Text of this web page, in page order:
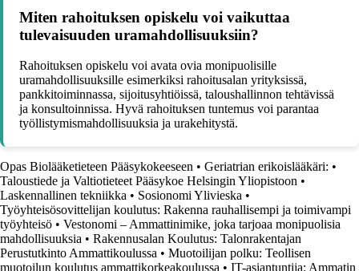
Miten rahoituksen opiskelu voi vaikuttaa
tulevaisuuden uramahdollisuuksiin?
Rahoituksen opiskelu voi avata ovia monipuolisille
uramahdollisuuksille esimerkiksi rahoitusalan yrityksissä,
pankkitoiminnassa, sijoitusyhtiöissä, taloushallinnon tehtävissä
ja konsultoinnissa. Hyvä rahoituksen tuntemus voi parantaa
työllistymismahdollisuuksia ja urakehitystä.
Opas Biolääketieteen Pääsykokeeseen • Geriatrian erikoislääkäri: •
Taloustiede ja Valtiotieteet Pääsykoe Helsingin Yliopistoon •
Laskennallinen tekniikka • Sosionomi Ylivieska •
Työyhteisösovittelijan koulutus: Rakenna rauhallisempi ja toimivampi
työyhteisö • Vestonomi – Ammattinimike, joka tarjoaa monipuolisia
mahdollisuuksia • Rakennusalan Koulutus: Talonrakentajan
Perustutkinto Ammattikoulussa • Muotoilijan polku: Teollisen
muotoilun koulutus ammattikorkeakoulussa • IT-asiantuntija: Ammatin